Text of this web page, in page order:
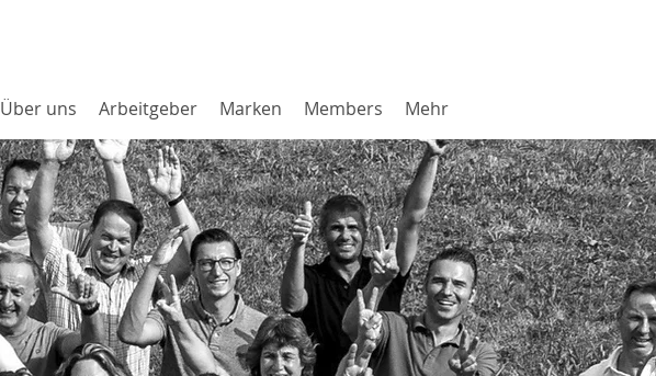
Über uns Arbeitgeber Marken Members Mehr